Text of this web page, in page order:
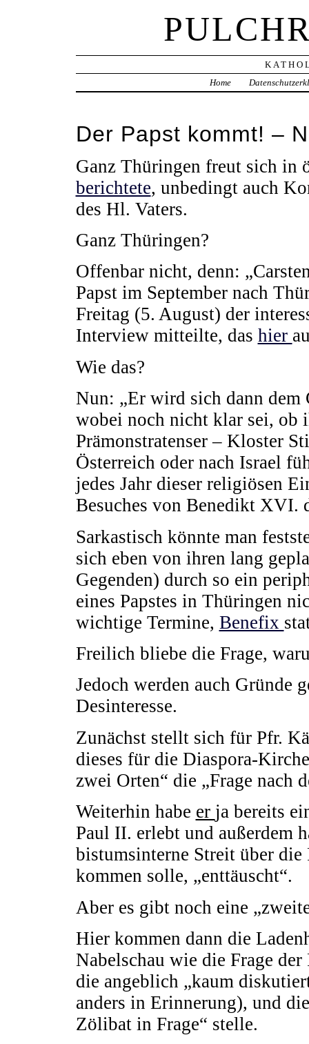
Home
Der Papst kommt! –
Ganz Thüringen freut sich in
berichtete, unbedingt auch
des Hl. Vaters.
Ganz Thüringen?
Offenbar nicht, denn:
Papst im September nach
Freitag (5. August) der
Interview mitteilte, das hier
Wie das?
Nun: „Er wird sich dann dem
wobei noch nicht klar sei, ob
Prämonstratenser – Kloster
Österreich oder nach Israel
jedes Jahr dieser religiösen
Besuches von Benedikt XVI.
Sarkastisch könnte man
sich eben von ihren lang
Gegenden) durch so ein
eines Papstes in Thüringen
wichtige Termine, Benefix
Freilich bliebe die Frage,
Jedoch werden auch Gründe
Desinteresse.
Zunächst stellt sich für Pfr.
dieses für die Diaspora-
zwei Orten“ die „Frage nach
Weiterhin habe er ja bereits
Paul II. erlebt und außerdem
bistumsinterne Streit über die
kommen solle, „enttäuscht“.
Aber es gibt noch eine
Hier kommen dann die
Nabelschau wie die Frage
die angeblich „kaum
anders in Erinnerung), und
Zölibat in Frage“ stelle.